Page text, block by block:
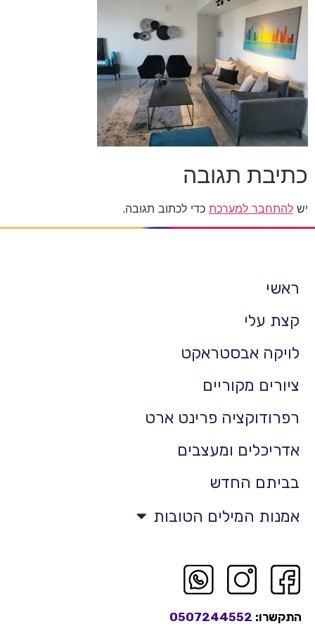
כתיבת תגובה
יש להתחבר למערכת כדי לכתוב תגובה.
ראשי
קצת עלי
לויקה אבסטראקט
ציורים מקוריים
רפרודוקציה פרינט ארט
אדריכלים ומעצבים
בביתם החדש
אמנות המילים הטובות
התקשרו: 0507244552